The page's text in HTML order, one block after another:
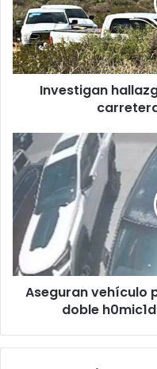
sin
v1da
en
la
carretera
Panamericana
Investigan
Aseguran
vehículo
presuntamente
utilizado
en
doble
h0mic1dio
de
la
Gómez
Aseguran vehículo
doble